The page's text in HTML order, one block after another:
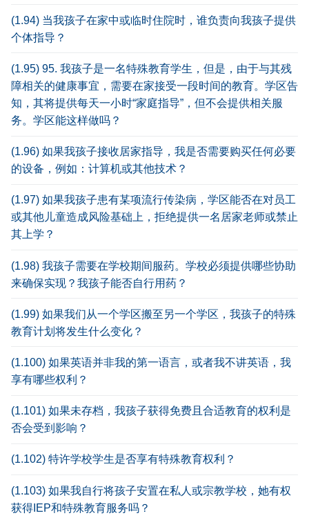
(1.94) 当我孩子在家中或临时住院时，谁负责向我孩子提供
个体指导？
(1.95) 95. 我孩子是一名特殊教育学生，但是，由于与其残
障相关的健康事宜，需要在家接受一段时间的教育。学区告
知，其将提供每天一小时“家庭指导”，但不会提供相关服
务。学区能这样做吗？
(1.96) 如果我孩子接收居家指导，我是否需要购买任何必要
的设备，例如：计算机或其他技术？
(1.97) 如果我孩子患有某项流行传染病，学区能否在对员工
或其他儿童造成风险基础上，拒绝提供一名居家老师或禁止
其上学？
(1.98) 我孩子需要在学校期间服药。学校必须提供哪些协助
来确保实现？我孩子能否自行用药？
(1.99) 如果我们从一个学区搬至另一个学区，我孩子的特殊
教育计划将发生什么变化？
(1.100) 如果英语并非我的第一语言，或者我不讲英语，我
享有哪些权利？
(1.101) 如果未存档，我孩子获得免费且合适教育的权利是
否会受到影响？
(1.102) 特许学校学生是否享有特殊教育权利？
(1.103) 如果我自行将孩子安置在私人或宗教学校，她有权
获得IEP和特殊教育服务吗？